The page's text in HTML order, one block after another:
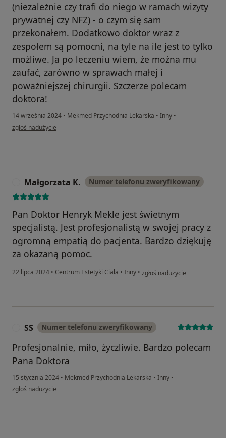
(niezależnie czy trafi do niego w ramach wizyty
prywatnej czy NFZ) - o czym się sam
przekonałem. Dodatkowo doktor wraz z
zespołem są pomocni, na tyle na ile jest to tylko
możliwe. Ja po leczeniu wiem, że można mu
zaufać, zarówno w sprawach małej i
poważniejszej chirurgii. Szczerze polecam
doktora!
14 września 2024 • Mekmed Przychodnia Lekarska • Inny •
w opinii użytkownika Konto zostało usunięte
zgłoś nadużycie
Małgorzata K. Numer telefonu zweryfikowany
Pan Doktor Henryk Mekle jest świetnym
specjalistą. Jest profesjonalistą w swojej pracy z
ogromną empatią do pacjenta. Bardzo dziękuję
za okazaną pomoc.
22 lipca 2024 • Centrum Estetyki Ciała • Inny • w opinii użytkownika
zgłoś nadużycie
SS Numer telefonu zweryfikowany
Profesjonalnie, miło, życzliwie. Bardzo polecam
Pana Doktora
15 stycznia 2024 • Mekmed Przychodnia Lekarska • Inny •
w opinii użytkownika SS
zgłoś nadużycie